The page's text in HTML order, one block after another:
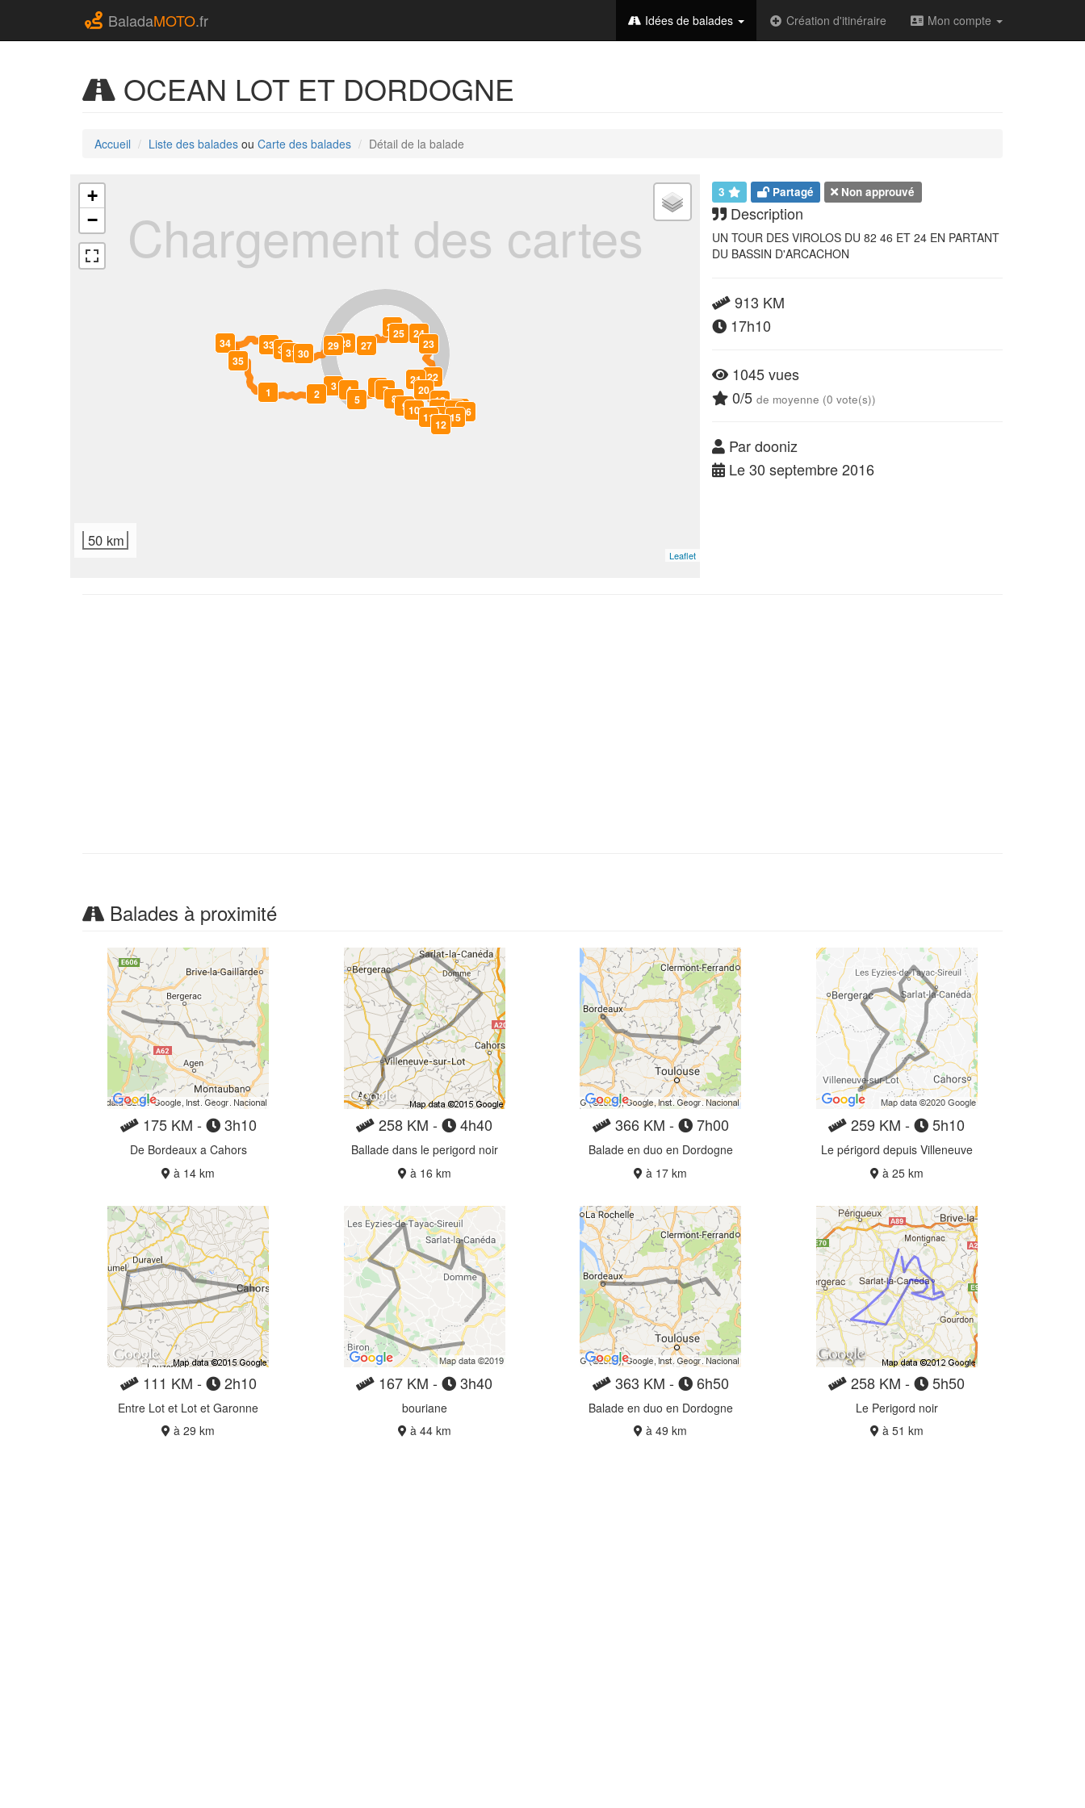
BaladaMOTO.fr Idées de balades Création d'itinéraire Mon compte
OCEAN LOT ET DORDOGNE
Accueil Liste des balades ou Carte des balades Détail de la balade
Chargement des cartes
0
1 2
3 4
5
6 7
8 910 1112
13
14
1516
17
18
19
20
21 22
23
24
25
26
27
28
29
30
31
32
33
34
35
+
−
50 km
Leaflet
3 Partagé Non approuvé
Description
UN TOUR DES VIROLOS DU 82 46 ET 24 EN PARTANT
DU BASSIN D'ARCACHON
913 KM
17h10
1045 vues
0/5 de moyenne (0 vote(s))
Par dooniz
Le 30 septembre 2016
Balades à proximité
175 KM - 3h10
De Bordeaux a Cahors
à 14 km
258 KM - 4h40
Ballade dans le perigord noir
à 16 km
366 KM - 7h00
Balade en duo en Dordogne
à 17 km
259 KM - 5h10
Le périgord depuis Villeneuve
à 25 km
111 KM - 2h10
Entre Lot et Lot et Garonne
à 29 km
167 KM - 3h40
bouriane
à 44 km
363 KM - 6h50
Balade en duo en Dordogne
à 49 km
258 KM - 5h50
Le Perigord noir
à 51 km